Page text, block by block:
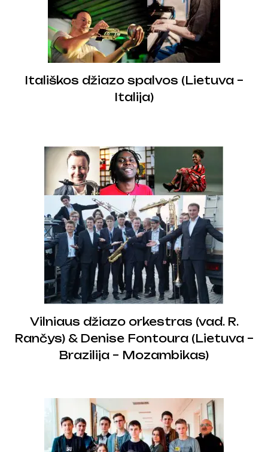
Itališkos džiazo spalvos (Lietuva –
Italija)
Vilniaus džiazo orkestras (vad. R.
Rančys) & Denise Fontoura (Lietuva –
Brazilija – Mozambikas)